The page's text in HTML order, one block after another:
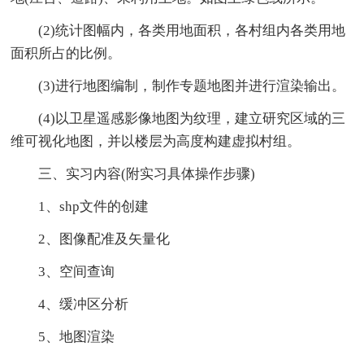
(2)统计图幅内，各类用地面积，各村组内各类用地
面积所占的比例。
(3)进行地图编制，制作专题地图并进行渲染输出。
(4)以卫星遥感影像地图为纹理，建立研究区域的三
维可视化地图，并以楼层为高度构建虚拟村组。
三、实习内容(附实习具体操作步骤)
1、shp文件的创建
2、图像配准及矢量化
3、空间查询
4、缓冲区分析
5、地图渲染